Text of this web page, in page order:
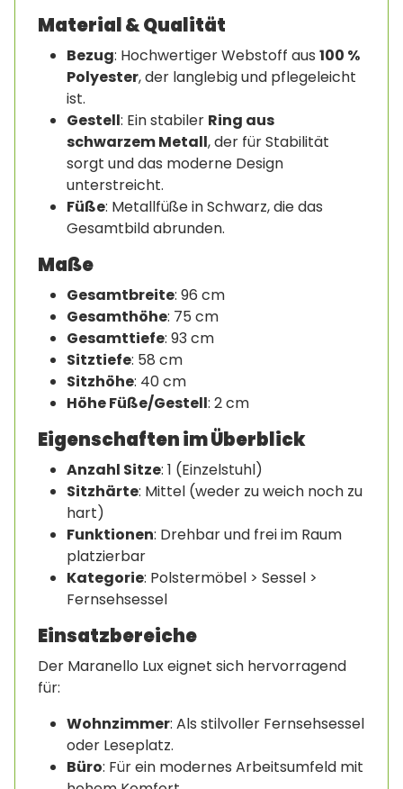
Material & Qualität
Bezug: Hochwertiger Webstoff aus 100 %
Polyester, der langlebig und pflegeleicht
ist.
Gestell: Ein stabiler Ring aus
schwarzem Metall, der für Stabilität
sorgt und das moderne Design
unterstreicht.
Füße: Metallfüße in Schwarz, die das
Gesamtbild abrunden.
Maße
Gesamtbreite: 96 cm
Gesamthöhe: 75 cm
Gesamttiefe: 93 cm
Sitztiefe: 58 cm
Sitzhöhe: 40 cm
Höhe Füße/Gestell: 2 cm
Eigenschaften im Überblick
Anzahl Sitze: 1 (Einzelstuhl)
Sitzhärte: Mittel (weder zu weich noch zu
hart)
Funktionen: Drehbar und frei im Raum
platzierbar
Kategorie: Polstermöbel > Sessel >
Fernsehsessel
Einsatzbereiche
Der Maranello Lux eignet sich hervorragend
für:
Wohnzimmer: Als stilvoller Fernsehsessel
oder Leseplatz.
Büro: Für ein modernes Arbeitsumfeld mit